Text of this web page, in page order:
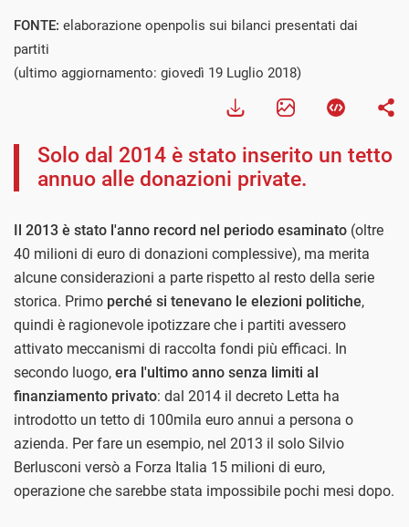
FONTE: elaborazione openpolis sui bilanci presentati dai
partiti
(ultimo aggiornamento: giovedì 19 Luglio 2018)
Solo dal 2014 è stato inserito un tetto
annuo alle donazioni private.
Il 2013 è stato l'anno record nel periodo esaminato (oltre
40 milioni di euro di donazioni complessive), ma merita
alcune considerazioni a parte rispetto al resto della serie
storica. Primo perché si tenevano le elezioni politiche,
quindi è ragionevole ipotizzare che i partiti avessero
attivato meccanismi di raccolta fondi più efficaci. In
secondo luogo, era l'ultimo anno senza limiti al
finanziamento privato: dal 2014 il decreto Letta ha
introdotto un tetto di 100mila euro annui a persona o
azienda. Per fare un esempio, nel 2013 il solo Silvio
Berlusconi versò a Forza Italia 15 milioni di euro,
operazione che sarebbe stata impossibile pochi mesi dopo.